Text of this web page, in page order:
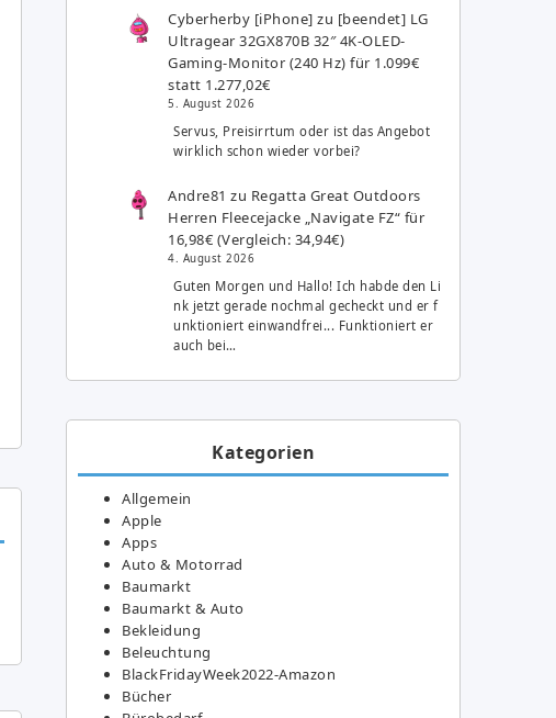
Cyberherby [iPhone] zu [beendet] LG
Ultragear 32GX870B 32″ 4K-OLED-
Gaming-Monitor (240 Hz) für 1.099€
statt 1.277,02€
5. August 2026
Servus, Preisirrtum oder ist das Angebot
wirklich schon wieder vorbei?
Andre81 zu Regatta Great Outdoors
Herren Fleecejacke „Navigate FZ“ für
16,98€ (Vergleich: 34,94€)
4. August 2026
Guten Morgen und Hallo! Ich habde den Li
nk jetzt gerade nochmal gecheckt und er f
unktioniert einwandfrei... Funktioniert er
auch bei…
Kategorien
Allgemein
Apple
Apps
Auto & Motorrad
Baumarkt
Baumarkt & Auto
Bekleidung
Beleuchtung
BlackFridayWeek2022-Amazon
Bücher